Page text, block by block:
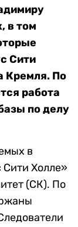
в том
Сити
Кремля. По
работа
по делу
в
Сити Холле»
(СК). По